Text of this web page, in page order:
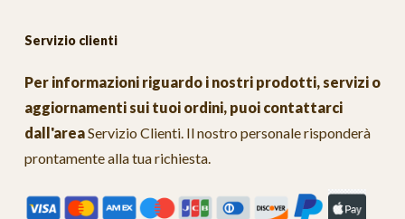
Servizio clienti
Per informazioni riguardo i nostri prodotti, servizi o
aggiornamenti sui tuoi ordini, puoi contattarci
dall'areaServizio Clienti. Il nostro personale risponderà
prontamente alla tua richiesta.